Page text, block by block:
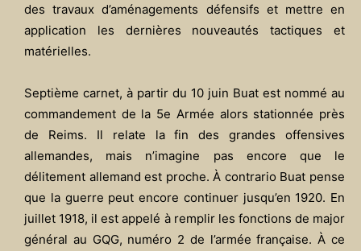
des travaux d’aménagements défensifs et mettre en
application les dernières nouveautés tactiques et
matérielles.
Septième carnet, à partir du 10 juin Buat est nommé au
commandement de la 5e Armée alors stationnée près
de Reims. Il relate la fin des grandes offensives
allemandes, mais n’imagine pas encore que le
délitement allemand est proche. À contrario Buat pense
que la guerre peut encore continuer jusqu’en 1920. En
juillet 1918, il est appelé à remplir les fonctions de major
général au GQG, numéro 2 de l’armée française. À ce